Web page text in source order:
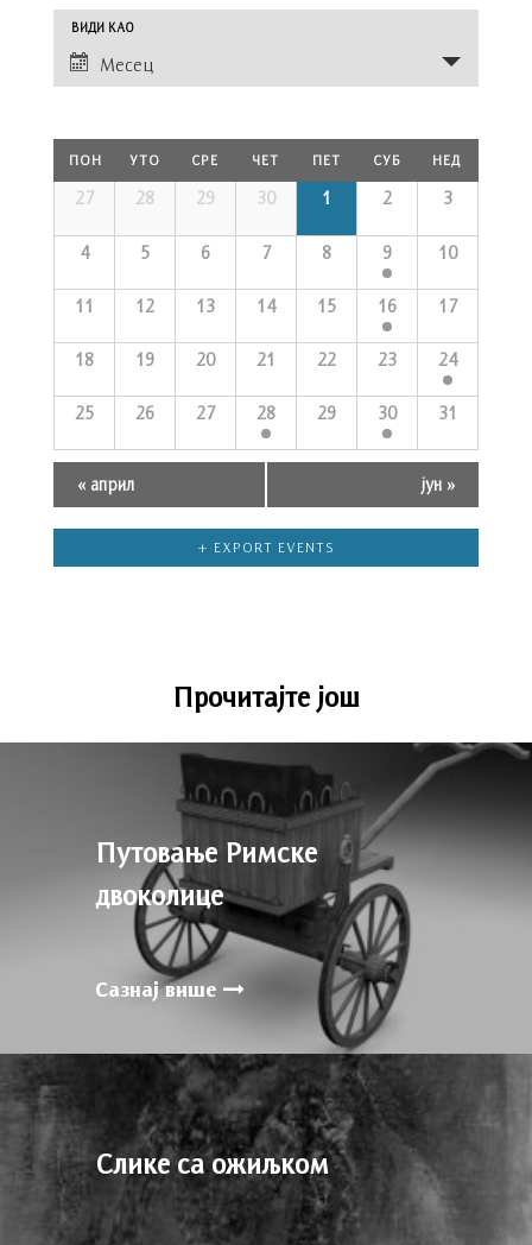
Views
Navigation
Догађај
Views
Navigation
ВИДИ КАО
Месец
Calendar
of
Догађаји
Calendar
Догађаји
ПОН УТО СРЕ ЧЕТ ПЕТ СУБ НЕД
27 28 29 30 1 2 3
4 5 6 7 8 9 10
11 12 13 14 15 16 17
18 19 20 21 22 23 24
25 26 27 28 29 30 31
«април јун »
+ EXPORT EVENTS
Прочитајте још
Путовање Римске
двоколице
Сазнај више
Слике са ожиљком